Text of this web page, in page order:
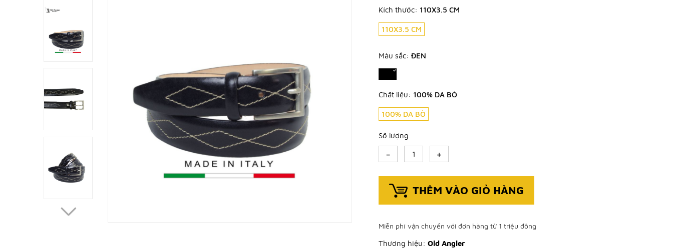
Kích thước: 110X3.5 CM
110X3.5 CM
Màu sắc: ĐEN
Chất liệu: 100% DA BÒ
100% DA BÒ
Số lượng
- +
THÊM VÀO GIỎ HÀNG
Miễn phí vận chuyển với đơn hàng từ 1 triệu đồng
Thương hiệu: Old Angler